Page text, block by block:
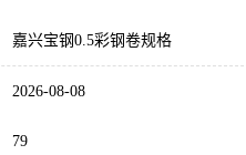
嘉兴宝钢0.5彩钢卷规格
2026-08-08
79